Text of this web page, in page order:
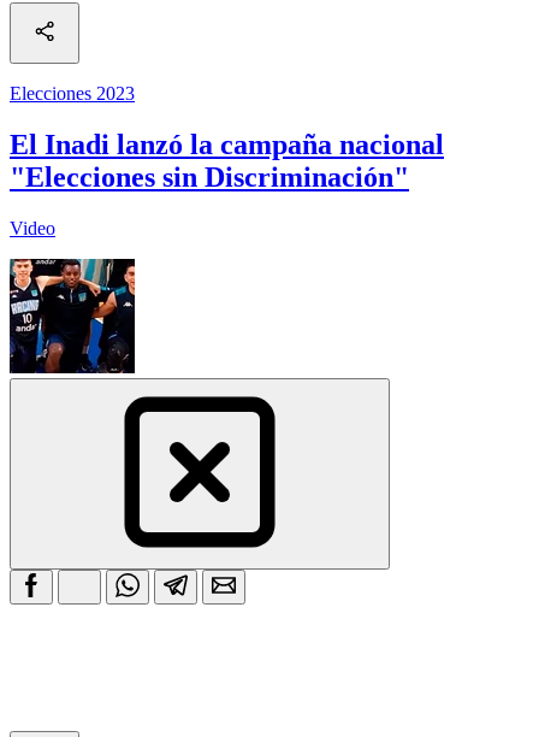
Elecciones 2023
El Inadi lanzó la campaña nacional
"Elecciones sin Discriminación"
Video